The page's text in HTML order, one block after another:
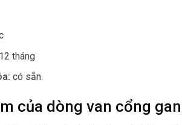
12 tháng
có sẵn.
của dòng van cổng